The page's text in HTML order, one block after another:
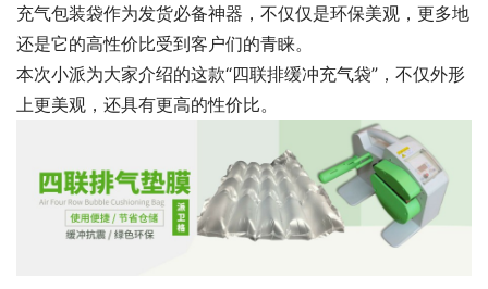
充气包装袋作为发货必备神器，不仅仅是环保美观，更多地
还是它的高性价比受到客户们的青睐。
本次小派为大家介绍的这款“四联排缓冲充气袋”，不仅外形
上更美观，还具有更高的性价比。